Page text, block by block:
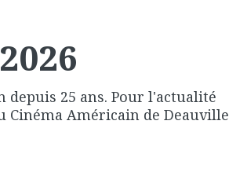
depuis 25 ans. Pour l'actualité
Cinéma Américain de Deauville